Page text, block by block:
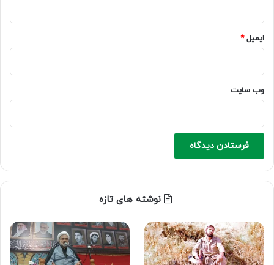
ایمیل*
وب‌ سایت
نوشته های تازه